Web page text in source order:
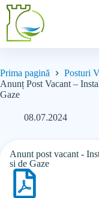
Prima pagină
Posturi
Anunț Post Vacant –
Gaze
08.07.2024
Anunt post vacant -
si de Gaze